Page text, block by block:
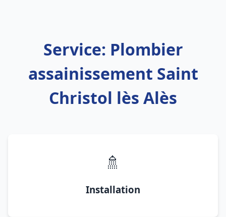
Service: Plombier
assainissement Saint
Christol lès Alès
🚿
Installation